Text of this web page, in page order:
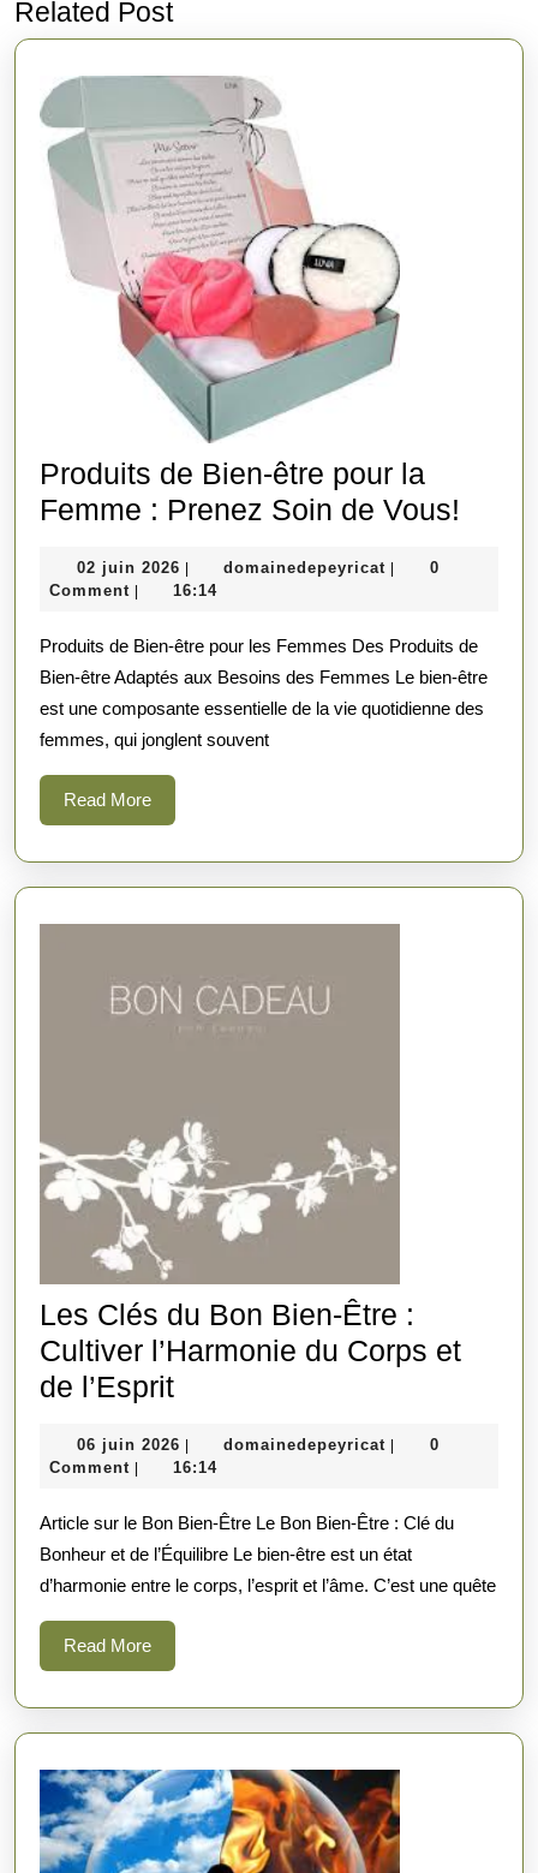
post:
Related Post
Produits de Bien-être pour la
Femme : Prenez Soin de Vous!
pour
la
de
Vous!
02 juin 2026 02
juin
domainedepeyricat
0
Comment
16:14
Produits de Bien-être pour les Femmes Des Produits de
Bien-être Adaptés aux Besoins des Femmes Le bien-être
est une composante essentielle de la vie quotidienne des
femmes, qui jonglent souvent
Read MoreRead
More
Les Clés du Bon Bien-Être :
Cultiver l’Harmonie du Corps et
de l’EspritLes
du
Bien-
Être
:
Cultiver
l’Harmonie
du
et
de
l’Esprit
06 juin 2026 06
juin
domainedepeyricat
0
Comment
16:14
Article sur le Bon Bien-Être Le Bon Bien-Être : Clé du
Bonheur et de l’Équilibre Le bien-être est un état
d’harmonie entre le corps, l’esprit et l’âme. C’est une quête
Read MoreRead
More